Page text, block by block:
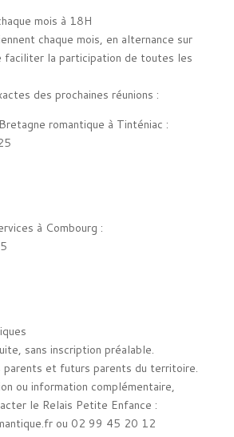
mois à 18H
chaque mois, en alternance sur
faciliter la participation de toutes les
des prochaines réunions :
romantique à Tinténiac :
à Combourg :
sans inscription préalable.
parents et futurs parents du territoire.
ou information complémentaire,
le Relais Petite Enfance :
ou 02 99 45 20 12